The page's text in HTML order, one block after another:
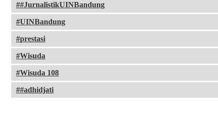
#JurnalistikUINBandung
UINBandung
prestasi
Wisuda
Wisuda 108
#adhidjati